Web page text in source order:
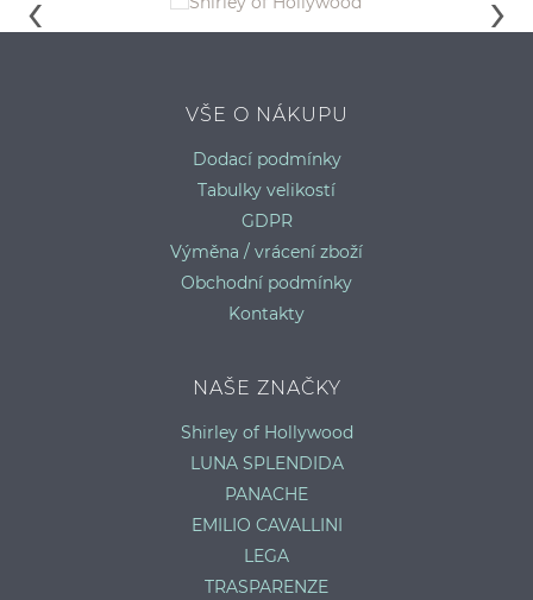
VŠE O NÁKUPU
Dodací podmínky
Tabulky velikostí
GDPR
Výměna / vrácení zboží
Obchodní podmínky
Kontakty
NAŠE ZNAČKY
Shirley of Hollywood
LUNA SPLENDIDA
PANACHE
EMILIO CAVALLINI
LEGA
TRASPARENZE